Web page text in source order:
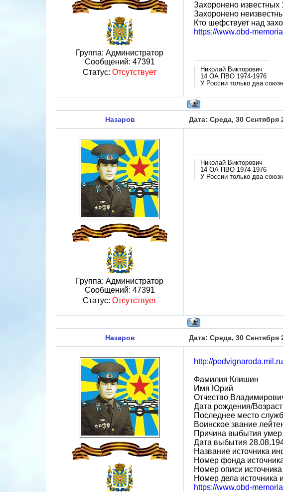
Группа: Администратор
Сообщений: 47391
Статус: Отсутствует
Захоронено известных
Захоронено
Кто шефствует над
https://www.obd-
Николай Викторович
14 ОА ПВО 1974-1976
У России только два
Назаров Дата: Среда, 30 Сентября
Группа: Администратор
Сообщений: 47391
Статус: Отсутствует
Николай Викторович
14 ОА ПВО 1974-1976
У России только два
Назаров Дата: Среда, 30 Сентября
http://
Фамилия Клишин
Имя Юрий
Отчество
Дата рождения/
Последнее место
Воинское звание
Причина выбытия умер
Дата выбытия
Название источника
Номер фонда
Номер описи
Номер дела источника
https://www.obd-